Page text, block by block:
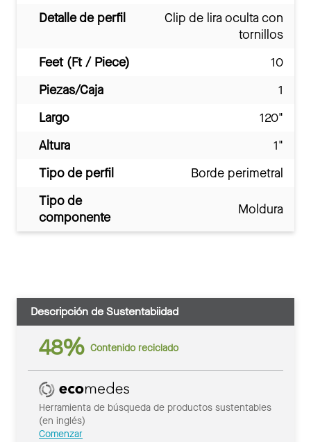
Detalle de perfil
Clip de lira oculta con
tornillos
Feet (Ft / Piece)
10
Piezas/Caja
1
Largo
120"
Altura
1"
Tipo de perfil
Borde perimetral
Tipo de
componente
Moldura
Descripción de Sustentabiidad
48% Contenido reciclado
Herramienta de búsqueda de productos sustentables
(en inglés)
Comenzar